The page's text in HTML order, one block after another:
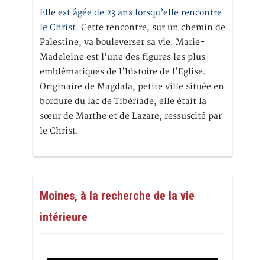
Elle est âgée de 23 ans lorsqu’elle rencontre
le Christ. Cette rencontre, sur un chemin de
Palestine, va bouleverser sa vie. Marie-
Madeleine est l’une des figures les plus
emblématiques de l’histoire de l’Eglise.
Originaire de Magdala, petite ville située en
bordure du lac de Tibériade, elle était la
sœur de Marthe et de Lazare, ressuscité par
le Christ.
Moines, à la recherche de la vie
intérieure